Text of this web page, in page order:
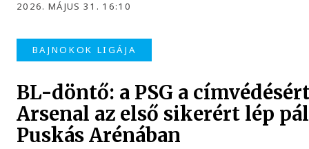
2026. MÁJUS 31. 16:10
BAJNOKOK LIGÁJA
BL-döntő: a PSG a
Arsenal az első sikerért lép
Puskás Arénában